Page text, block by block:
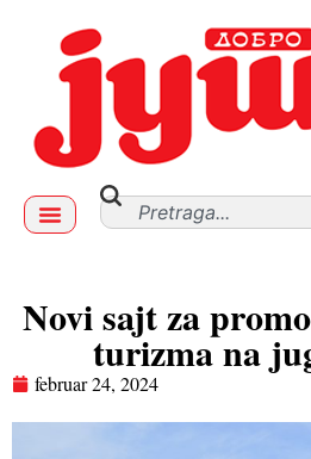
Novi sajt za
turizma na
februar 24, 2024